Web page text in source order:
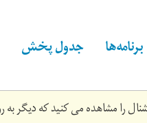
برنامه‌ها جدول پخش
را مشاهده می کنید که دیگر